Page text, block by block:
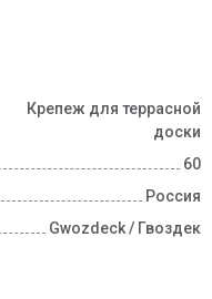
Крепеж для террасной
доски
60
Россия
Gwozdeck / Гвоздек